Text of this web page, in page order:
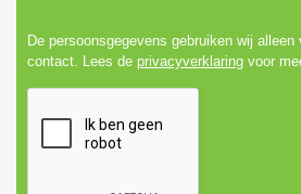
De persoonsgegevens gebruiken wij alleen
contact. Lees de privacyverklaring voor